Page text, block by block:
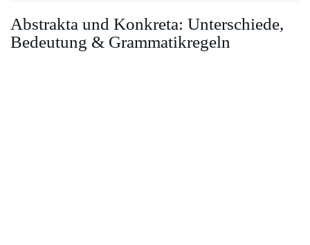
Abstrakta und Konkreta: Unterschiede,
Bedeutung & Grammatikregeln